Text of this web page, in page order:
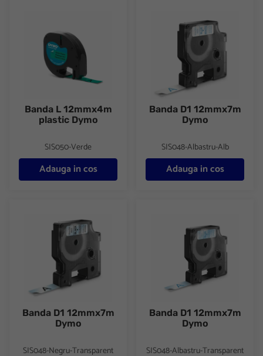
Banda L 12mmx4m
plastic Dymo
SIS050-Verde
Adauga in cos
Banda D1 12mmx7m
Dymo
SIS048-Albastru-Alb
Adauga in cos
Banda D1 12mmx7m
Dymo
SIS048-Negru-Transparent
Banda D1 12mmx7m
Dymo
SIS048-Albastru-Transparent